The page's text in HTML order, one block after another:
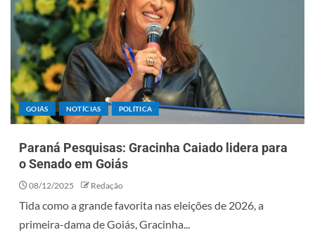
GOIÁS NOTÍCIAS POLÍTICA
Paraná Pesquisas: Gracinha Caiado lidera para
o Senado em Goiás
08/12/2025 Redação
Tida como a grande favorita nas eleições de 2026, a
primeira-dama de Goiás, Gracinha...